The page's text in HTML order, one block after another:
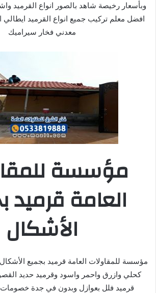
وبأسعار رخيصة شاهد بالصور انواع القرميد
افضل معلم تركيب جميع انواع القرميد
معدني فخار سيراميك
مؤسسة
العامة قرميد
الأشكال
مؤسسة للمقاولات العامة قرميد بجميع
كحلي وازرق واحمر واسود وقرميد حديد